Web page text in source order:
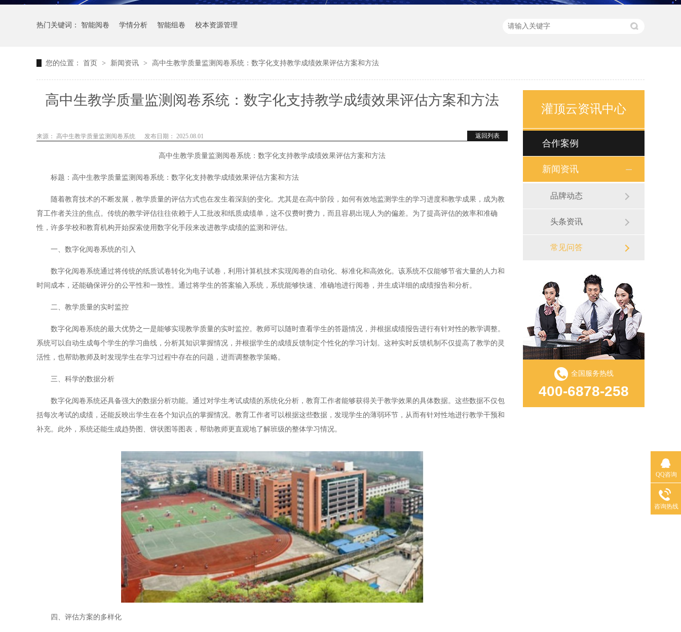
热门关键词： 智能阅卷 学情分析 智能组卷 校本资源管理
您的位置： 首页 > 新闻资讯 > 高中生教学质量监测阅卷系统：数字化支持教学成绩效果评估方案和方法
高中生教学质量监测阅卷系统：数字化支持教学成绩效果评估方案和方法
返回列表
来源： 高中生教学质量监测阅卷系统 发布日期： 2025.08.01
高中生教学质量监测阅卷系统：数字化支持教学成绩效果评估方案和方法
标题：高中生教学质量监测阅卷系统：数字化支持教学成绩效果评估方案和方法
随着教育技术的不断发展，教学质量的评估方式也在发生着深刻的变化。尤其是在高中阶段，如何有效地监测学生的学习进度和教学成果，成为教
育工作者关注的焦点。传统的教学评估往往依赖于人工批改和纸质成绩单，这不仅费时费力，而且容易出现人为的偏差。为了提高评估的效率和准确
性，许多学校和教育机构开始探索使用数字化手段来改进教学成绩的监测和评估。
一、数字化阅卷系统的引入
数字化阅卷系统通过将传统的纸质试卷转化为电子试卷，利用计算机技术实现阅卷的自动化、标准化和高效化。该系统不仅能够节省大量的人力和
时间成本，还能确保评分的公平性和一致性。通过将学生的答案输入系统，系统能够快速、准确地进行阅卷，并生成详细的成绩报告和分析。
二、教学质量的实时监控
数字化阅卷系统的最大优势之一是能够实现教学质量的实时监控。教师可以随时查看学生的答题情况，并根据成绩报告进行有针对性的教学调整。
系统可以自动生成每个学生的学习曲线，分析其知识掌握情况，并根据学生的成绩反馈制定个性化的学习计划。这种实时反馈机制不仅提高了教学的灵
活性，也帮助教师及时发现学生在学习过程中存在的问题，进而调整教学策略。
三、科学的数据分析
数字化阅卷系统还具备强大的数据分析功能。通过对学生考试成绩的系统化分析，教育工作者能够获得关于教学效果的具体数据。这些数据不仅包
括每次考试的成绩，还能反映出学生在各个知识点的掌握情况。教育工作者可以根据这些数据，发现学生的薄弱环节，从而有针对性地进行教学干预和
补充。此外，系统还能生成趋势图、饼状图等图表，帮助教师更直观地了解班级的整体学习情况。
四、评估方案的多样化
灌顶云资讯中心
合作案例
新闻资讯
品牌动态
头条资讯
常见问答
全国服务热线
400-6878-258
QQ咨询
咨询热线